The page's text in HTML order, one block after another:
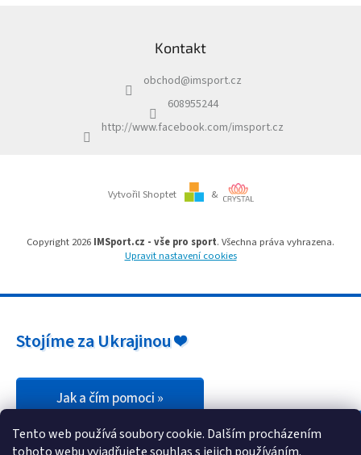
Tento web používá soubory cookie. Dalším procházením
c
í
r
v
y
Kontakt
obchod@imsport.cz
608955244
http://www.facebook.com/imsport.cz
Vytvořil Shoptet &
Copyright 2026 IMSport.cz - vše pro sport. Všechna práva vyhrazena.
Upravit nastavení cookies
Stojíme za Ukrajinou ❤️
Jak a čím pomoci »